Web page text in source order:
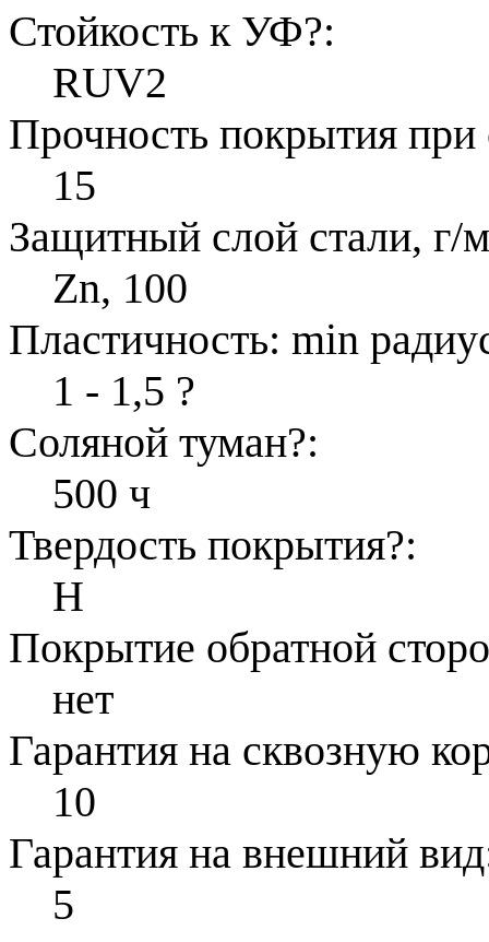
Стойкость к УФ?:
RUV2
Прочность покрытия
15
Защитный слой стали, г/
Zn, 100
Пластичность: min
1 - 1,5 ?
Соляной туман?:
500 ч
Твердость покрытия?:
H
Покрытие обратной
нет
Гарантия на сквозную
10
Гарантия на внешний
5